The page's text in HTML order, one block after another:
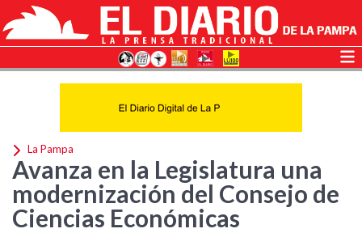
La Pampa
Avanza en la Legislatura una
modernización del Consejo de
Ciencias Económicas